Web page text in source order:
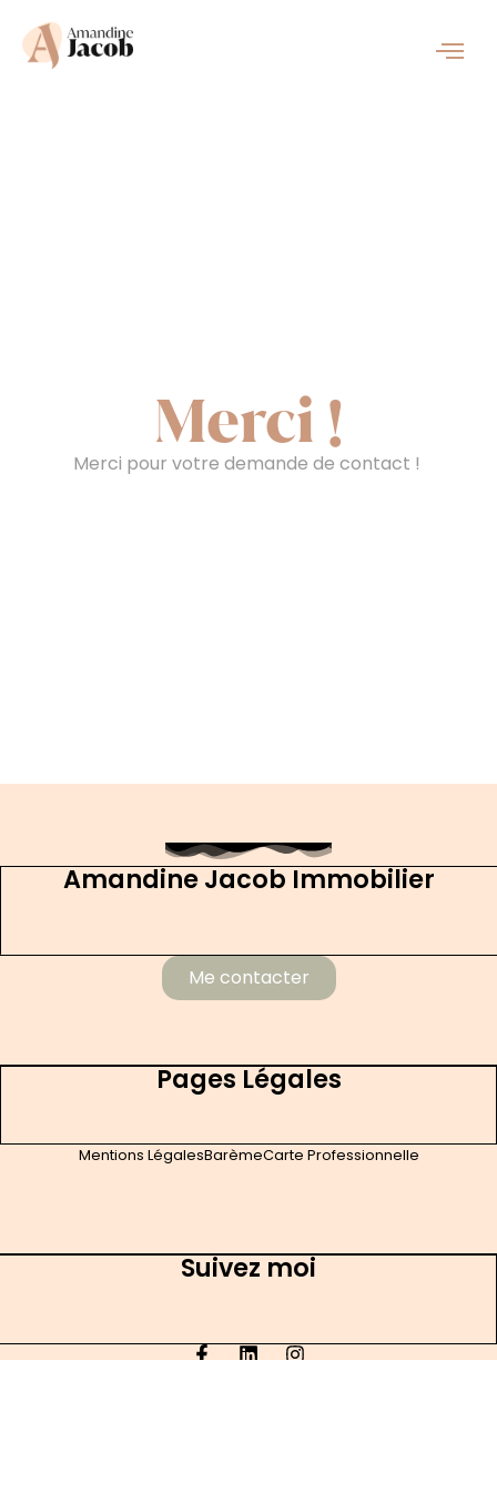
Merci !
Merci pour votre demande de contact !
Amandine Jacob Immobilier
Me contacter
Pages Légales
Mentions LégalesBarèmeCarte Professionnelle
Suivez moi